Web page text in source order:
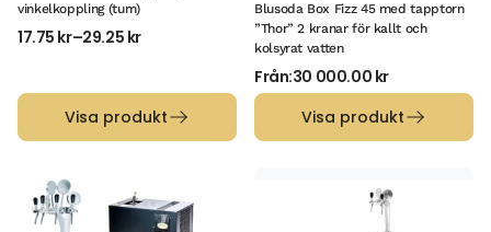
vinkelkoppling (tum)
17.75 kr–29.25 kr
Visa produkt
Blusoda Box Fizz 45 med tapptorn
”Thor” 2 kranar för kallt och
kolsyrat vatten
Från:30 000.00 kr
Visa produkt